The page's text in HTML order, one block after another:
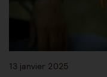
13 janvier 2025